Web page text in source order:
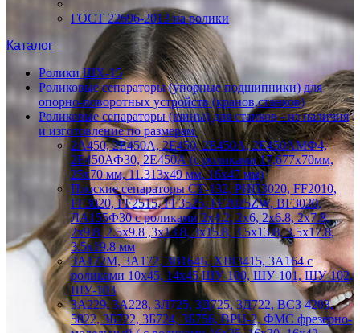
ГОСТ 22696-2013 на ролики
Каталог
Ролики ШХ-15
Роликовые сепараторы (упорные подшипники) для
опорно-поворотных устройств (кранов,станков)
Роликовые сепараторы (шины) для станков - из наличия
и изготовление по размерам
2А450, 2Е450А, 2Е450, 2Е450А, 2Е450АМФ4,
2Е450АФ30, 2Е450А (с роликами 17,677х70мм,
25х70 мм, 11.313х49 мм, 16х47 мм)
Плоские сепараторы СТ-132, РИП3020, FF2010,
FF3020, FF2515, FF3525, FF2025ZW, BF3020,
ЛА155Ф30 с роликами 2х4.2, 2х6, 2х6.8, 2х7.8,
2х9.8, 2.5х9.8 ,3х13.8, 3х15.8, 3.5х13.8, 3.5х17.8,
3.5х19.8 мм
3А172М, 3А172, 3В164Б, ХШ3415, 3А164 с
роликами 10х45, 14х45 ШУ-100, ШУ-101, ШУ-102,
ШУ-103
3А229, 3А228, 3Л725, 3Д725, 3Д722, ВСЗ 4203,
5822, 3Б722, 3Б724, 3Б756, ВРН-2, ФМС фрезерно-